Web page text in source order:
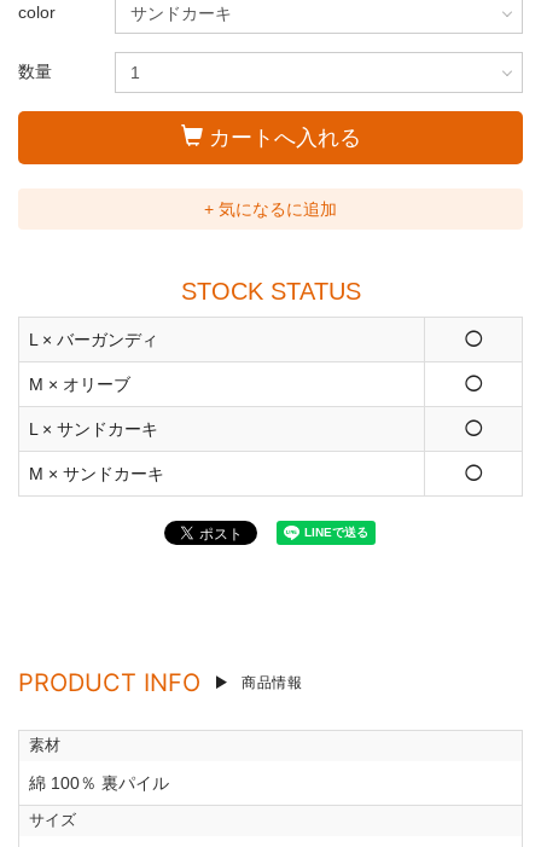
color
数量
カートへ入れる
+ 気になるに追加
STOCK STATUS
L × バーガンディ ◯
M × オリーブ ◯
L × サンドカーキ ◯
M × サンドカーキ ◯
PRODUCT INFO 商品情報
素材
綿 100％ 裏パイル
サイズ